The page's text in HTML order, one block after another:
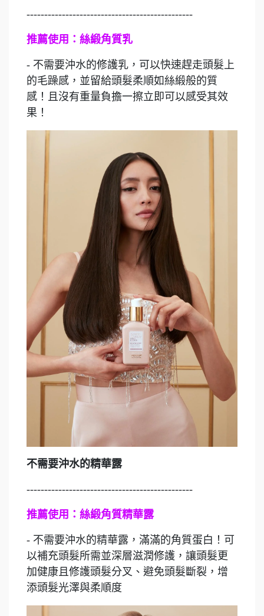
-----------------------------------------------
推薦使用：絲緞角質乳
- 不需要沖水的修護乳，可以快速趕走頭髮上
的毛躁感，並留給頭髮柔順如絲緞般的質
感！且沒有重量負擔一擦立即可以感受其效
果！
不需要沖水的精華露
-----------------------------------------------
推薦使用：絲緞角質精華露
- 不需要沖水的精華露，滿滿的角質蛋白！可
以補充頭髮所需並深層滋潤修護，讓頭髮更
加健康且修護頭髮分叉、避免頭髮斷裂，增
添頭髮光澤與柔順度